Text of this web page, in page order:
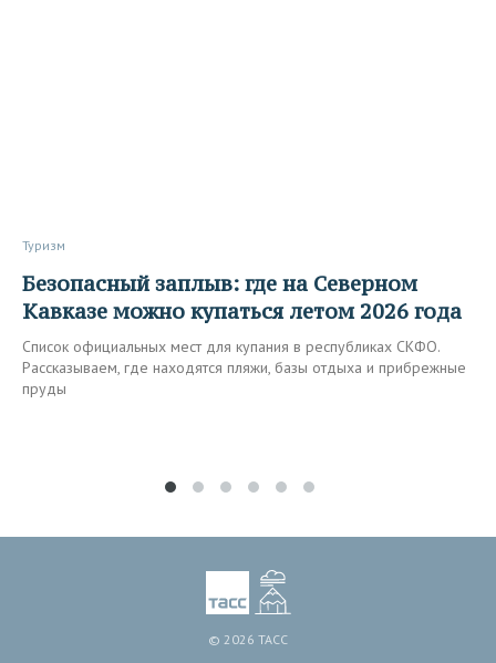
Туризм
Безопасный заплыв: где на Северном
Кавказе можно купаться летом 2026 года
Список официальных мест для купания в республиках СКФО.
Рассказываем, где находятся пляжи, базы отдыха и прибрежные
пруды
© 2026 ТАСС